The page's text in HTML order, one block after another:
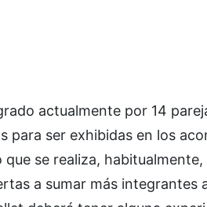
actualmente por 14
para ser exhibidas en los
se realiza,
a sumar más